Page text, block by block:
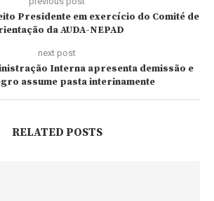
Presidente em exercício do Comité de
da AUDA-NEPAD
next post
Interna apresenta demissão e
assume pasta interinamente
RELATED POSTS